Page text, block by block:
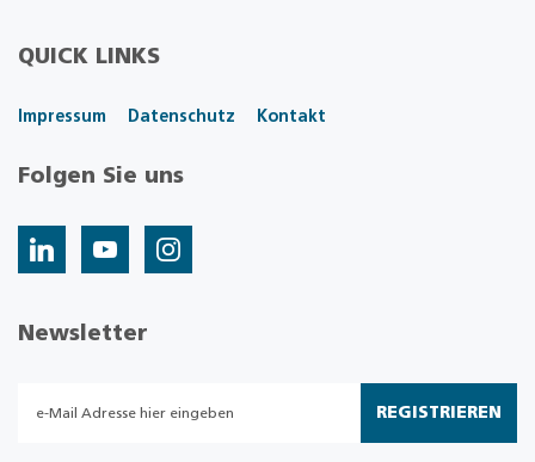
QUICK LINKS
Impressum Datenschutz Kontakt
Folgen Sie uns
Newsletter
REGISTRIEREN